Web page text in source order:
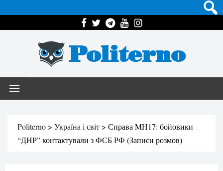
Politerno
Politerno > Україна і світ > Справа MH17: бойовики
“ДНР” контактували з ФСБ РФ (Записи розмов)